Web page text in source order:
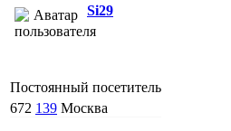
Si29
Постоянный посетитель
672 139 Москва